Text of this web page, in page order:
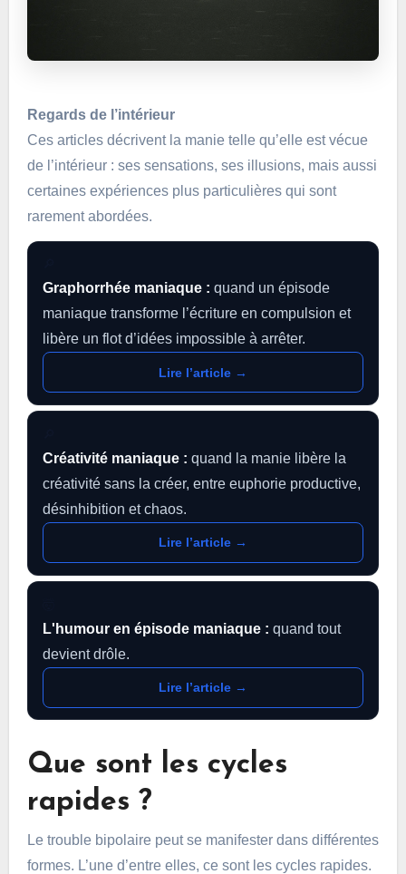
Regards de l’intérieur
Ces articles décrivent la manie telle qu’elle est vécue
de l’intérieur : ses sensations, ses illusions, mais aussi
certaines expériences plus particulières qui sont
rarement abordées.
Graphorrhée maniaque : quand un épisode
maniaque transforme l’écriture en compulsion et
libère un flot d’idées impossible à arrêter.
Lire l’article →
Créativité maniaque : quand la manie libère la
créativité sans la créer, entre euphorie productive,
désinhibition et chaos.
Lire l’article →
L'humour en épisode maniaque : quand tout
devient drôle.
Lire l’article →
Que sont les cycles
rapides ?
Le trouble bipolaire peut se manifester dans différentes
formes. L’une d’entre elles, ce sont les cycles rapides.